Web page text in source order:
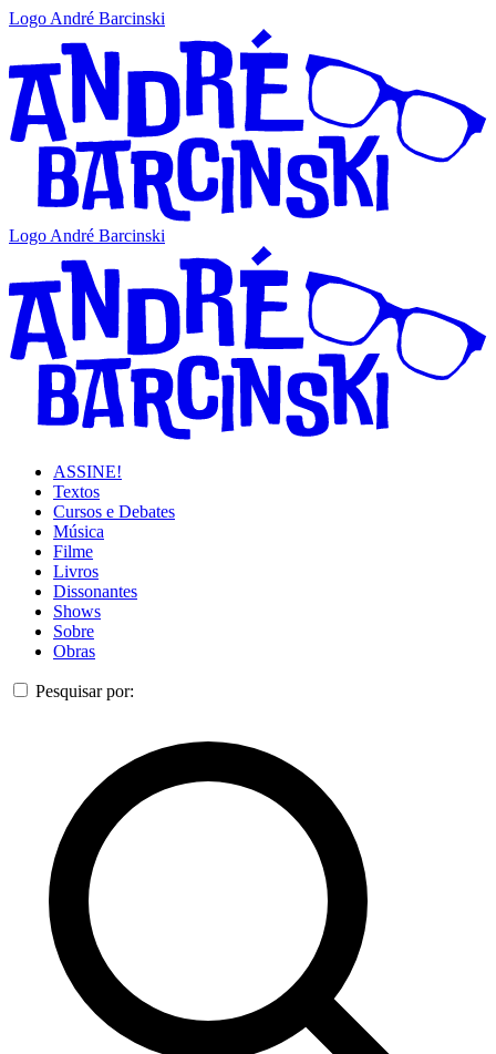
Logo André Barcinski
Logo André Barcinski
ASSINE!
Textos
Cursos e Debates
Música
Filme
Livros
Dissonantes
Shows
Sobre
Obras
Pesquisar por: